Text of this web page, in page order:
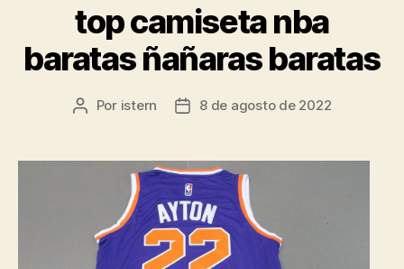
top camiseta nba
baratas ñañaras baratas
Autor
entrada
Por istern
Fecha
entrada
8 de agosto de 2022